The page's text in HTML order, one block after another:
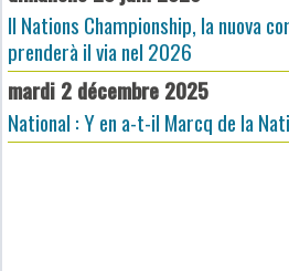
Il Nations Championship, la nuova
prenderà il via nel 2026
mardi 2 décembre 2025
National : Y en a-t-il Marcq de la